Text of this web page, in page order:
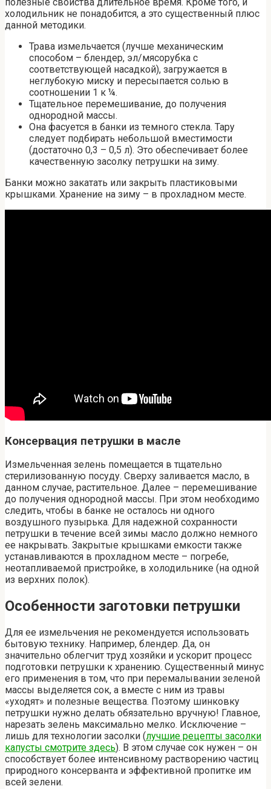
холодильник не понадобится, а это существенный плюс
данной методики.
Трава измельчается (лучше механическим
способом – блендер, эл/мясорубка с
соответствующей насадкой), загружается в
неглубокую миску и пересыпается солью в
соотношении 1 к ¼.
Тщательное перемешивание, до получения
однородной массы.
Она фасуется в банки из темного стекла. Тару
следует подбирать небольшой вместимости
(достаточно 0,3 – 0,5 л). Это обеспечивает более
качественную засолку петрушки на зиму.
Банки можно закатать или закрыть пластиковыми
крышками. Хранение на зиму – в прохладном месте.
Консервация петрушки в масле
Измельченная зелень помещается в тщательно
стерилизованную посуду. Сверху заливается масло, в
данном случае, растительное. Далее – перемешивание
до получения однородной массы. При этом необходимо
следить, чтобы в банке не осталось ни одного
воздушного пузырька. Для надежной сохранности
петрушки в течение всей зимы масло должно немного
ее накрывать. Закрытые крышками емкости также
устанавливаются в прохладном месте – погребе,
неотапливаемой пристройке, в холодильнике (на одной
из верхних полок).
Особенности заготовки петрушки
Для ее измельчения не рекомендуется использовать
бытовую технику. Например, блендер. Да, он
значительно облегчит труд хозяйки и ускорит процесс
подготовки петрушки к хранению. Существенный минус
его применения в том, что при перемалывании зеленой
массы выделяется сок, а вместе с ним из травы
«уходят» и полезные вещества. Поэтому шинковку
петрушки нужно делать обязательно вручную! Главное,
нарезать зелень максимально мелко. Исключение –
лишь для технологии засолки (лучшие рецепты засолки
капусты смотрите здесь). В этом случае сок нужен – он
способствует более интенсивному растворению частиц
природного консерванта и эффективной пропитке им
всей зелени.